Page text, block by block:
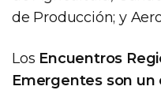
de Producción; y
Los Encuentros
Emergentes son un